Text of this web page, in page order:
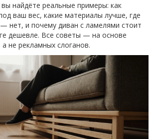
найдёте реальные примеры: как
ваш вес, какие материалы лучше, где
нет, и почему диван с ламелями стоит
дешевле. Все советы — на основе
не рекламных слоганов.